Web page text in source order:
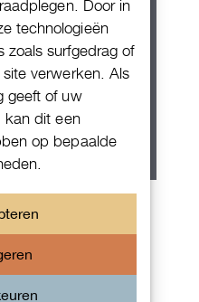
Door in
technologieën
zoals surfgedrag of
verwerken. Als
geeft of uw
kan dit een
op bepaalde
Calendar